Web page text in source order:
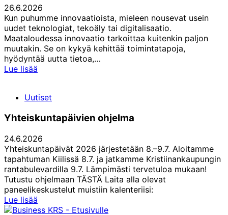
26.6.2026
Kun puhumme innovaatioista, mieleen nousevat usein
uudet teknologiat, tekoäly tai digitalisaatio.
Maataloudessa innovaatio tarkoittaa kuitenkin paljon
muutakin. Se on kykyä kehittää toimintatapoja,
hyödyntää uutta tietoa,…
Lue lisää
maaseudun
Uutiset
Yhteiskuntapäivien ohjelma
24.6.2026
Yhteiskuntapäivät 2026 järjestetään 8.–9.7. Aloitamme
tapahtuman Kiilissä 8.7. ja jatkamme Kristiinankaupungin
rantabulevardilla 9.7. Lämpimästi tervetuloa mukaan!
Tutustu ohjelmaan TÄSTÄ Laita alla olevat
paneelikeskustelut muistiin kalenteriisi:
Lue lisää
ohjelma